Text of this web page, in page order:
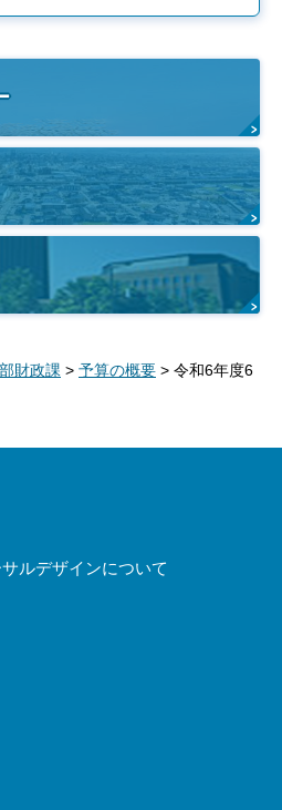
財政課 > 予算の概要 > 令和6年度6
ルデザインについて